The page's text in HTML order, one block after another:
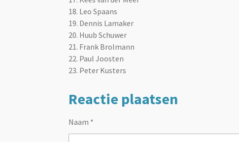
18. Leo Spaans
19. Dennis Lamaker
20. Huub Schuwer
21. Frank Brolmann
22. Paul Joosten
23. Peter Kusters
Reactie plaatsen
Naam *